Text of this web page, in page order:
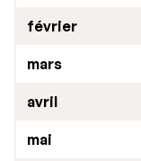
février
mars
avril
mai